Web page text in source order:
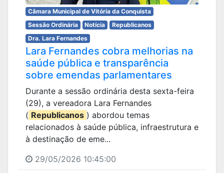
Câmara Municipal de Vitória da Conquista
Sessão Ordinária
Notícia
Republicanos
Dra. Lara Fernandes
Lara Fernandes cobra melhorias na
saúde pública e transparência
sobre emendas parlamentares
Durante a sessão ordinária desta sexta-feira
(29), a vereadora Lara Fernandes
( Republicanos ) abordou temas
relacionados à saúde pública, infraestrutura e
à destinação de eme...
29/05/2026 10:45:00